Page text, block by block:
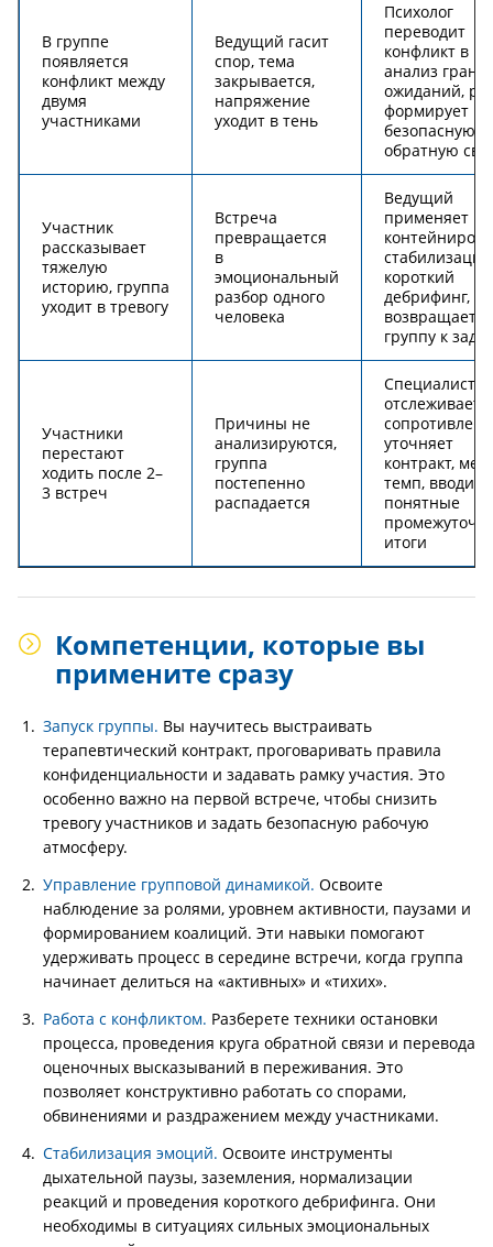
В группе
появляется
конфликт между
двумя
участниками
Ведущий гасит
спор, тема
закрывается,
напряжение
уходит в тень
Психолог
переводит
конфликт в
анализ
ожиданий,
формирует
безопасную
обратную
Участник
рассказывает
тяжелую
историю, группа
уходит в тревогу
Встреча
превращается
в
эмоциональный
разбор одного
человека
Ведущий
применяет
короткий
дебрифинг,
возвращает
группу к
Участники
перестают
ходить после 2–
3 встреч
Причины не
анализируются,
группа
постепенно
распадается
Специалист
отслеживает
уточняет
контракт,
темп, вводит
понятные
итоги
Компетенции, которые вы
примените сразу
Запуск группы. Вы научитесь выстраивать
терапевтический контракт, проговаривать правила
конфиденциальности и задавать рамку участия. Это
особенно важно на первой встрече, чтобы снизить
тревогу участников и задать безопасную рабочую
атмосферу.
Управление групповой динамикой. Освоите
наблюдение за ролями, уровнем активности, паузами и
формированием коалиций. Эти навыки помогают
удерживать процесс в середине встречи, когда группа
начинает делиться на «активных» и «тихих».
Работа с конфликтом. Разберете техники остановки
процесса, проведения круга обратной связи и перевода
оценочных высказываний в переживания. Это
позволяет конструктивно работать со спорами,
обвинениями и раздражением между участниками.
Стабилизация эмоций. Освоите инструменты
дыхательной паузы, заземления, нормализации
реакций и проведения короткого дебрифинга. Они
необходимы в ситуациях сильных эмоциональных